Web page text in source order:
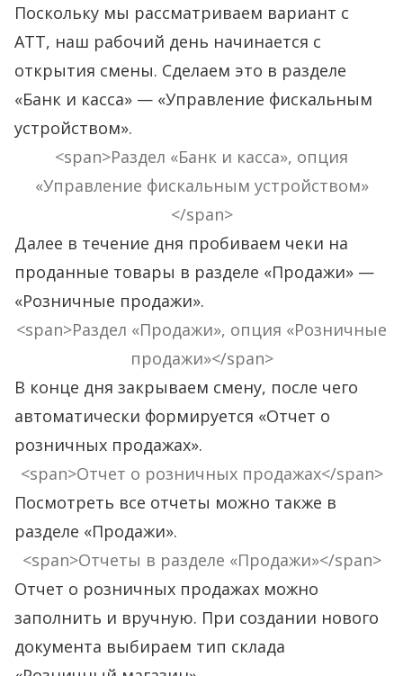
Поскольку мы рассматриваем вариант с
АТТ, наш рабочий день начинается с
открытия смены. Сделаем это в разделе
«Банк и касса» — «Управление фискальным
устройством».
<span>Раздел «Банк и касса», опция
«Управление фискальным устройством»
</span>
Далее в течение дня пробиваем чеки на
проданные товары в разделе «Продажи» —
«Розничные продажи».
<span>Раздел «Продажи», опция «Розничные
продажи»</span>
В конце дня закрываем смену, после чего
автоматически формируется «Отчет о
розничных продажах».
<span>Отчет о розничных продажах</span>
Посмотреть все отчеты можно также в
разделе «Продажи».
<span>Отчеты в разделе «Продажи»</span>
Отчет о розничных продажах можно
заполнить и вручную. При создании нового
документа выбираем тип склада